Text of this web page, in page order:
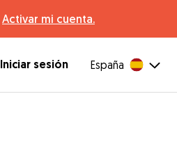
Activar mi cuenta.
Iniciar sesión España